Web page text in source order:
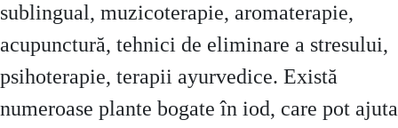
sublingual, muzicoterapie, aromaterapie,
acupunctură, tehnici de eliminare a stresului,
psihoterapie, terapii ayurvedice. Există
numeroase plante bogate în iod, care pot ajuta